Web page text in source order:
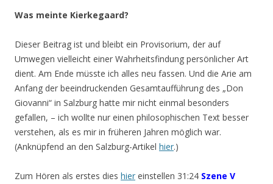
Was meinte Kierkegaard?
Dieser Beitrag ist und bleibt ein Provisorium, der auf
Umwegen vielleicht einer Wahrheitsfindung persönlicher Art
dient. Am Ende müsste ich alles neu fassen. Und die Arie am
Anfang der beeindruckenden Gesamtaufführung des „Don
Giovanni“ in Salzburg hatte mir nicht einmal besonders
gefallen, – ich wollte nur einen philosophischen Text besser
verstehen, als es mir in früheren Jahren möglich war.
(Anknüpfend an den Salzburg-Artikel hier.)
Zum Hören als erstes dies hier einstellen 31:24 Szene V